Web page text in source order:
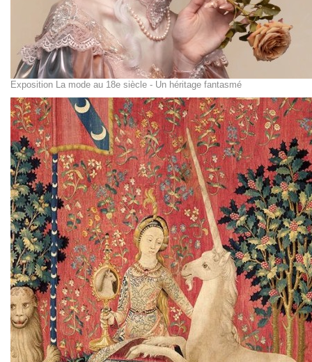
Exposition La mode au 18e siècle - Un héritage fantasmé